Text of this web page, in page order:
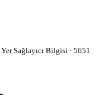
Yer Sağlayıcı Bilgisi · 5651